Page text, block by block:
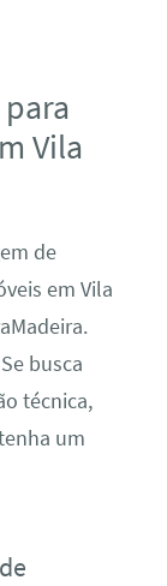
Vila
de
em Vila
busca
técnica,
um